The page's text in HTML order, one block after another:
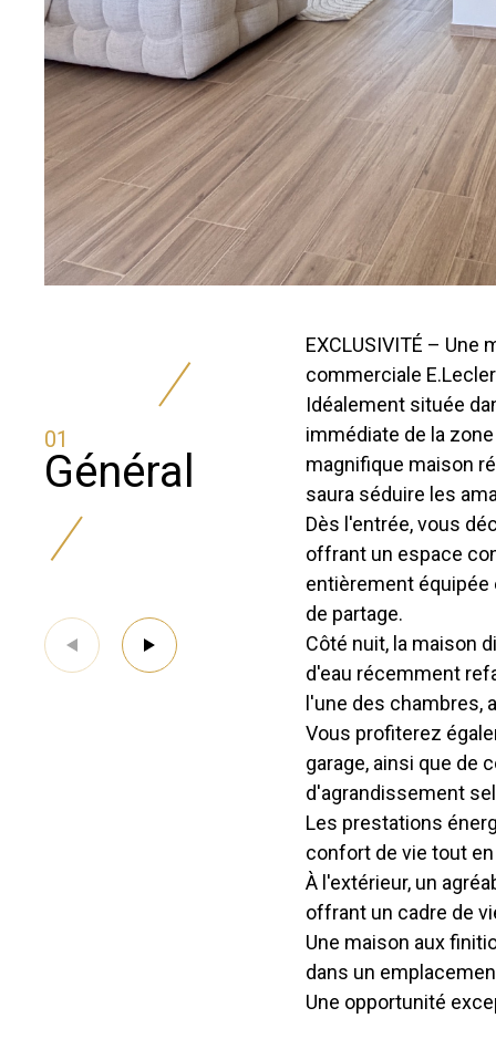
01
Général
EXCLUSIVITÉ –
commerciale
Idéalement située
immédiate de la
magnifique maison
saura séduire les
Dès l'entrée, vous
offrant un espace
entièrement
de partage.
Côté nuit, la maison
d'eau récemment
l'une des chambres,
Vous profiterez
garage, ainsi que de
d'agrandissement
Les prestations
confort de vie tout
À l'extérieur, un
offrant un cadre de
Une maison aux
dans un
Une opportunité